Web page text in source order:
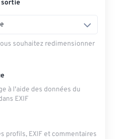
sortie
souhaitez redimensionner
à l'aide des données du
EXIF
profils, EXIF ​​et commentaires